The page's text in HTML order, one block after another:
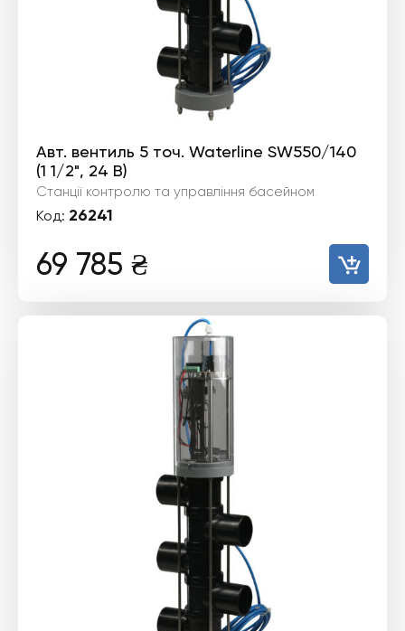
Авт. вентиль 5 точ. Waterline SW550/140
(1 1/2", 24 В)
Станції контролю та управління басейном
Код: 26241
69 785 ₴